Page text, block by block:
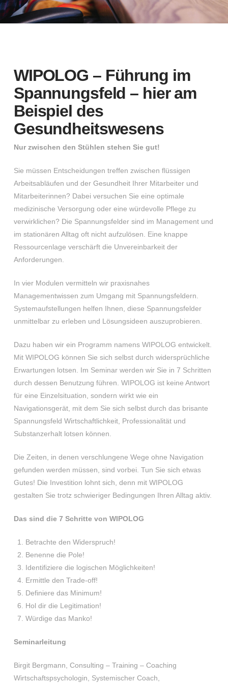
WIPOLOG – Führung im
Spannungsfeld – hier am
Beispiel des
Gesundheitswesens
Nur zwischen den Stühlen stehen Sie gut!
Sie müssen Entscheidungen treffen zwischen flüssigen
Arbeitsabläufen und der Gesundheit Ihrer Mitarbeiter und
Mitarbeiterinnen? Dabei versuchen Sie eine optimale
medizinische Versorgung oder eine würdevolle Pflege zu
verwirklichen? Die Spannungsfelder sind im Management und
im stationären Alltag oft nicht aufzulösen. Eine knappe
Ressourcenlage verschärft die Unvereinbarkeit der
Anforderungen.
In vier Modulen vermitteln wir praxisnahes
Managementwissen zum Umgang mit Spannungsfeldern.
Systemaufstellungen helfen Ihnen, diese Spannungsfelder
unmittelbar zu erleben und Lösungsideen auszuprobieren.
Dazu haben wir ein Programm namens WIPOLOG entwickelt.
Mit WIPOLOG können Sie sich selbst durch widersprüchliche
Erwartungen lotsen. Im Seminar werden wir Sie in 7 Schritten
durch dessen Benutzung führen. WIPOLOG ist keine Antwort
für eine Einzelsituation, sondern wirkt wie ein
Navigationsgerät, mit dem Sie sich selbst durch das brisante
Spannungsfeld Wirtschaftlichkeit, Professionalität und
Substanzerhalt lotsen können.
Die Zeiten, in denen verschlungene Wege ohne Navigation
gefunden werden müssen, sind vorbei. Tun Sie sich etwas
Gutes! Die Investition lohnt sich, denn mit WIPOLOG
gestalten Sie trotz schwieriger Bedingungen Ihren Alltag aktiv.
Das sind die 7 Schritte von WIPOLOG
Betrachte den Widerspruch!
Benenne die Pole!
Identifiziere die logischen Möglichkeiten!
Ermittle den Trade-off!
Definiere das Minimum!
Hol dir die Legitimation!
Würdige das Manko!
Seminarleitung
Birgit Bergmann, Consulting – Training – Coaching
Wirtschaftspsychologin, Systemischer Coach,